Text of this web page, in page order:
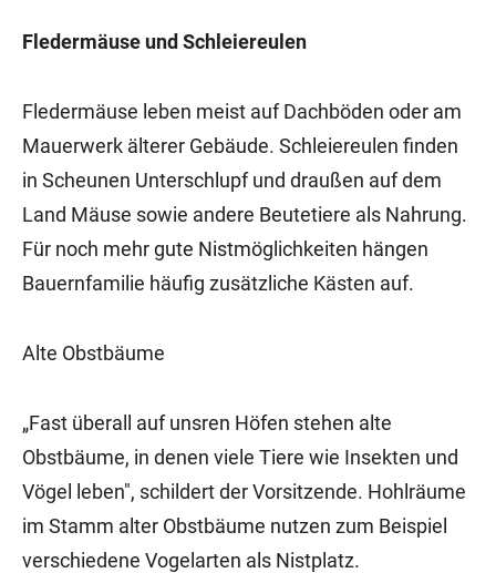
Fledermäuse und Schleiereulen
Fledermäuse leben meist auf Dachböden oder am
Mauerwerk älterer Gebäude. Schleiereulen finden
in Scheunen Unterschlupf und draußen auf dem
Land Mäuse sowie andere Beutetiere als Nahrung.
Für noch mehr gute Nistmöglichkeiten hängen
Bauernfamilie häufig zusätzliche Kästen auf.
Alte Obstbäume
„Fast überall auf unsren Höfen stehen alte
Obstbäume, in denen viele Tiere wie Insekten und
Vögel leben", schildert der Vorsitzende. Hohlräume
im Stamm alter Obstbäume nutzen zum Beispiel
verschiedene Vogelarten als Nistplatz.